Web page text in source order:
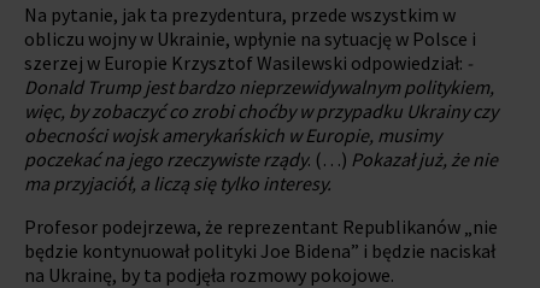
Na pytanie, jak ta prezydentura, przede wszystkim w
obliczu wojny w Ukrainie, wpłynie na sytuację w Polsce i
szerzej w Europie Krzysztof Wasilewski odpowiedział: -
Donald Trump jest bardzo nieprzewidywalnym politykiem,
więc, by zobaczyć co zrobi choćby w przypadku Ukrainy czy
obecności wojsk amerykańskich w Europie, musimy
poczekać na jego rzeczywiste rządy. (…) Pokazał już, że nie
ma przyjaciół, a liczą się tylko interesy.
Profesor podejrzewa, że reprezentant Republikanów „nie
będzie kontynuował polityki Joe Bidena” i będzie naciskał
na Ukrainę, by ta podjęła rozmowy pokojowe.